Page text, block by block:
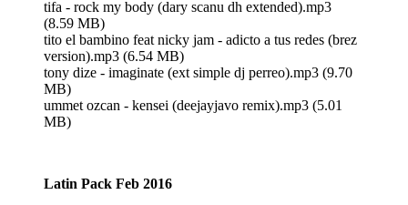
tifa - rock my body (dary scanu dh extended).mp3
(8.59 MB)
tito el bambino feat nicky jam - adicto a tus redes (brez
version).mp3 (6.54 MB)
tony dize - imaginate (ext simple dj perreo).mp3 (9.70
MB)
ummet ozcan - kensei (deejayjavo remix).mp3 (5.01
MB)
Latin Pack Feb 2016